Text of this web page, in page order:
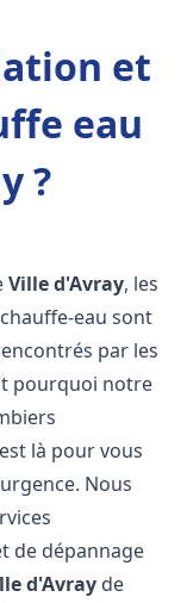
et
eau
?
Ville d'Avray, les
eau sont
par les
pourquoi notre
là pour vous
Nous
de dépannage
d'Avray de